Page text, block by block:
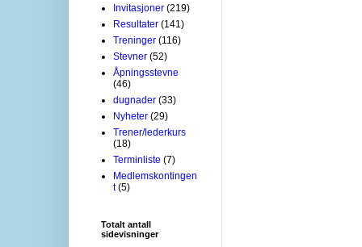
Invitasjoner (219)
Resultater (141)
Treninger (116)
Stevner (52)
Åpningsstevne
(46)
dugnader (33)
Nyheter (29)
Trener/lederkurs
(18)
Terminliste (7)
Medlemskontingen
t (5)
Totalt antall
sidevisninger